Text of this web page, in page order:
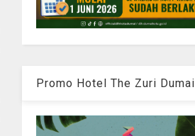
Promo Hotel The Zuri Dumai